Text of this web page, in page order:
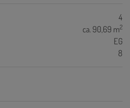
4
ca. 90,69 m2
EG
8